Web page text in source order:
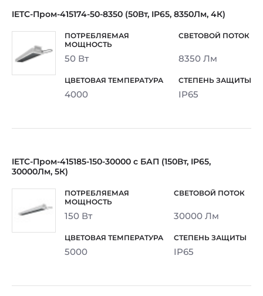
IETC-Пром-415174-50-8350 (50Вт, IP65, 8350Лм, 4К)
50 Вт 8350 Лм
4000 IP65
IETC-Пром-415185-150-30000 с БАП (150Вт, IP65,
30000Лм, 5К)
150 Вт 30000 Лм
5000 IP65